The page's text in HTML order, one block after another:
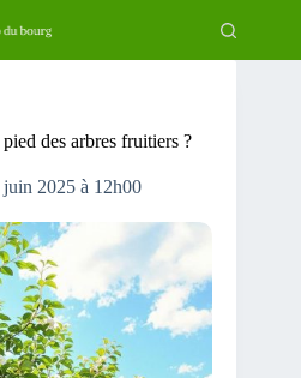
des arbres fruitiers ?
2025 à 12h00